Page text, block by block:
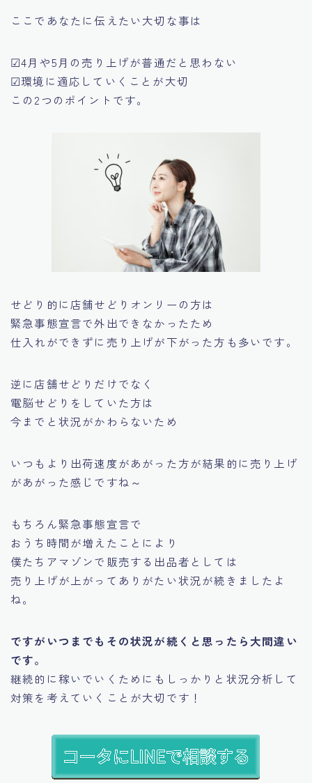
ここであなたに伝えたい大切な事は
☑4月や5月の売り上げが普通だと思わない
☑環境に適応していくことが大切
この2つのポイントです。
せどり的に店舗せどりオンリーの方は
緊急事態宣言で外出できなかったため
仕入れができずに売り上げが下がった方も多いです。
逆に店舗せどりだけでなく
電脳せどりをしていた方は
今までと状況がかわらないため
いつもより出荷速度があがった方が結果的に売り上げ
があがった感じですね～
もちろん緊急事態宣言で
おうち時間が増えたことにより
僕たちアマゾンで販売する出品者としては
売り上げが上がってありがたい状況が続きましたよ
ね。
ですがいつまでもその状況が続くと思ったら大間違い
です。
継続的に稼いでいくためにもしっかりと状況分析して
対策を考えていくことが大切です！